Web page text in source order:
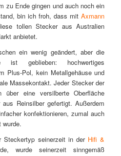
zu Ende gingen und auch noch ein
bin ich froh, dass mitAxmann
tollen Stecker aus Australien
anbietet.
ein wenig geändert, aber die
ist geblieben: hochwertiges
Plus-Pol, kein Metallgehäuse und
Massekontakt. Jeder Stecker der
über eine versilberte Oberfläche
Reinsilber gefertigt. Außerdem
konfektionieren, zumal auch
wurde.
Steckertyp seinerzeit in der Hifi &
wurde seinerzeit sinngemäß